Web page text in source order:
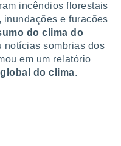
incêndios florestais
inundações e furacões
do clima do
notícias sombrias dos
em um relatório
do clima.